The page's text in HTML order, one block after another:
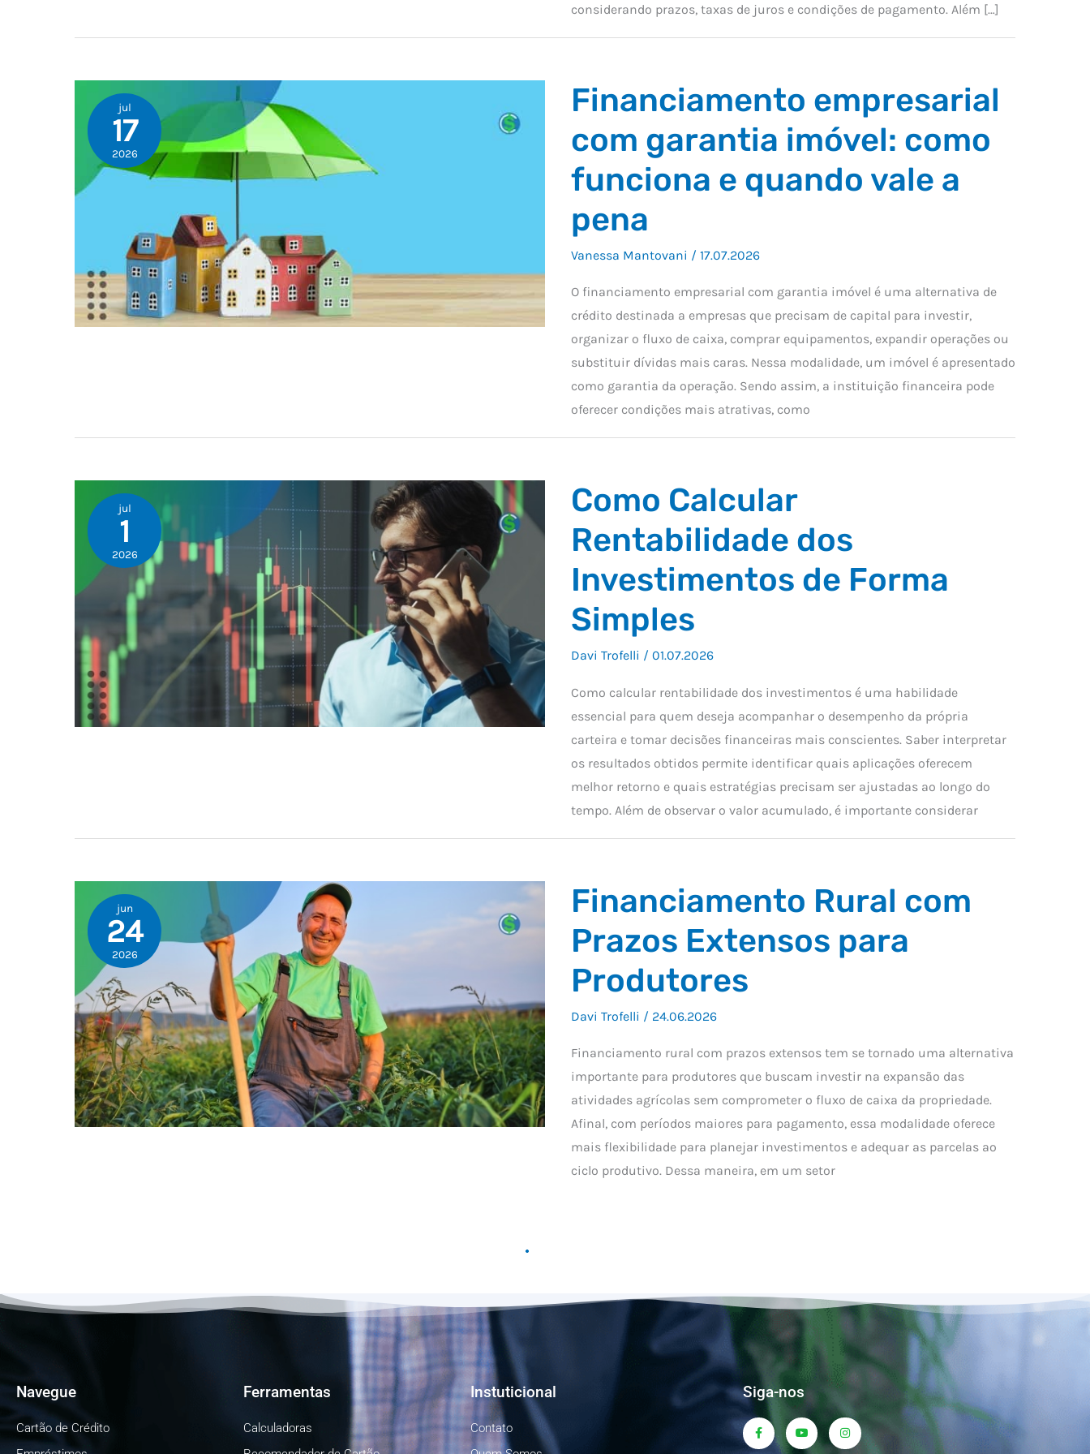
considerando prazos, taxas de juros e condições de pagamento. Além […]
jul
17
2026
Financiamento empresarial
com garantia imóvel: como
funciona e quando vale a
pena
Vanessa Mantovani / 17.07.2026
O financiamento empresarial com garantia imóvel é uma alternativa de
crédito destinada a empresas que precisam de capital para investir,
organizar o fluxo de caixa, comprar equipamentos, expandir operações ou
substituir dívidas mais caras. Nessa modalidade, um imóvel é apresentado
como garantia da operação. Sendo assim, a instituição financeira pode
oferecer condições mais atrativas, como
jul
1
2026
Como Calcular
Rentabilidade dos
Investimentos de Forma
Simples
Davi Trofelli / 01.07.2026
Como calcular rentabilidade dos investimentos é uma habilidade
essencial para quem deseja acompanhar o desempenho da própria
carteira e tomar decisões financeiras mais conscientes. Saber interpretar
os resultados obtidos permite identificar quais aplicações oferecem
melhor retorno e quais estratégias precisam ser ajustadas ao longo do
tempo. Além de observar o valor acumulado, é importante considerar
jun
24
2026
Financiamento Rural com
Prazos Extensos para
Produtores
Davi Trofelli / 24.06.2026
Financiamento rural com prazos extensos tem se tornado uma alternativa
importante para produtores que buscam investir na expansão das
atividades agrícolas sem comprometer o fluxo de caixa da propriedade.
Afinal, com períodos maiores para pagamento, essa modalidade oferece
mais flexibilidade para planejar investimentos e adequar as parcelas ao
ciclo produtivo. Dessa maneira, em um setor
2026
Investimentos e Equilbrar
seu Patrimônio
03.06.2026
Como diversificar seus investimentos tornou-se uma estratégia cada vez
mais relevante para investidores que buscam maior equilíbrio financeiro e